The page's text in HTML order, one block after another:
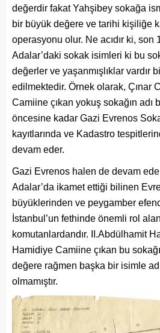
değerdir fakat Yahşibey sokağa
bir büyük değere ve tarihi kişiliğe
operasyonu olur. Ne acıdır ki, son
Adalar’daki sokak isimleri ki bu
değerler ve yaşanmışlıklar vardır
edilmektedir. Örnek olarak, Çınar
Camiine çıkan yokuş sokağın adı
öncesine kadar Gazi Evrenos
kayıtlarında ve Kadastro
devam eder.
Gazi Evrenos halen de devam
Adalar’da ikamet ettiği bilinen
büyüklerinden ve peygamber
İstanbul’un fethinde önemli rol
komutanlardandır. II.Abdülhamit
Hamidiye Camiine çıkan bu
değere rağmen başka bir isimle
olmamıştır.